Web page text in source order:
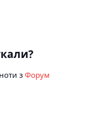
з Форум